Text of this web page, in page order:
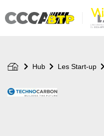
au
contenu
Hub Les Start-up
Logo